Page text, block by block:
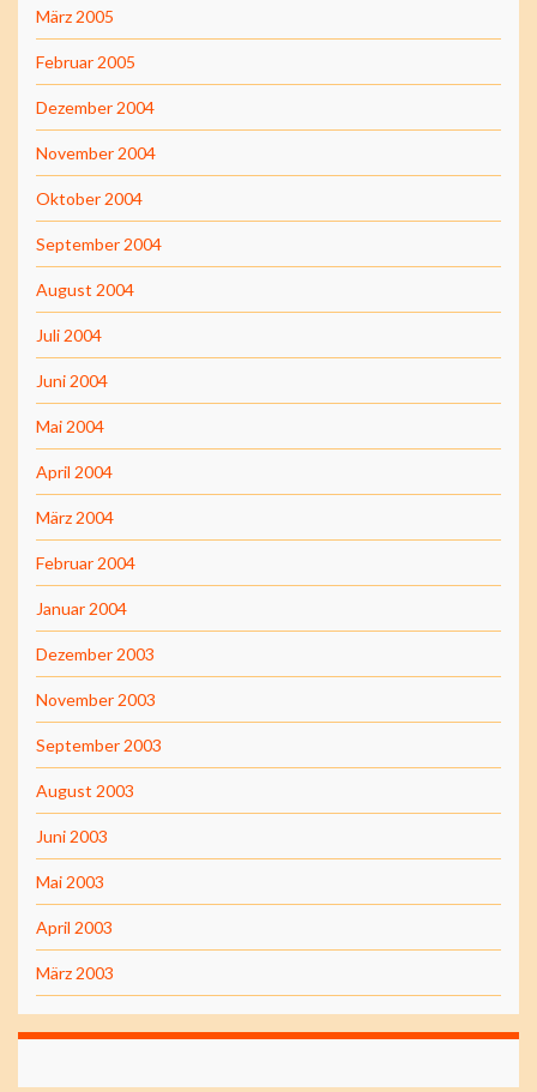
März 2005
Februar 2005
Dezember 2004
November 2004
Oktober 2004
September 2004
August 2004
Juli 2004
Juni 2004
Mai 2004
April 2004
März 2004
Februar 2004
Januar 2004
Dezember 2003
November 2003
September 2003
August 2003
Juni 2003
Mai 2003
April 2003
März 2003